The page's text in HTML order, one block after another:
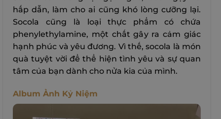
hấp dẫn, làm cho ai cũng khó lòng cưỡng lại.
Socola cũng là loại thực phẩm có chứa
phenylethylamine, một chất gây ra cảm giác
hạnh phúc và yêu đương. Vì thế, socola là món
quà tuyệt vời để thể hiện tình yêu và sự quan
tâm của bạn dành cho nửa kia của mình.
Album Ảnh Kỷ Niệm